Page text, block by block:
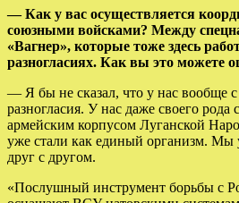
— Как у вас осуществляется
союзными войсками? Между
«Вагнер», которые тоже здесь
разногласиях. Как вы это можете
— Я бы не сказал, что у нас вообще с
разногласия. У нас даже своего
армейским корпусом Луганской
уже стали как единый организм. Мы
друг с другом.
«Послушный инструмент борьбы с